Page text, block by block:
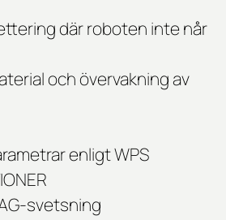
där roboten inte når
och övervakning av
enligt WPS
svetsning